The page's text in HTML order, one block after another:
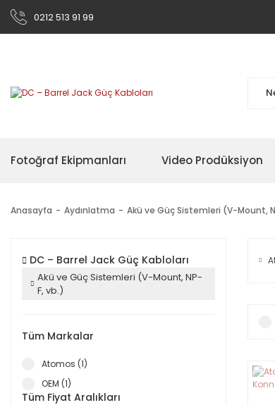
0212 513 91 99
Fotoğraf Ekipmanları Video Prodüksiyon
Anasayfa Aydınlatma Akü ve Güç Sistemleri (V-Mount,
DC – Barrel Jack Güç Kabloları
Akü ve Güç Sistemleri (V-Mount, NP-
F, vb.)
Tüm Markalar
Atomos (1)
OEM (1)
Tüm Fiyat Aralıkları